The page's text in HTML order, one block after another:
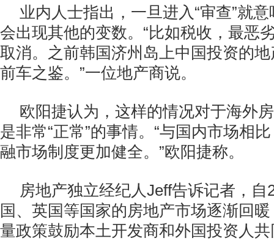
业内人士指出，一旦进入“审查”就
会出现其他的变数。“比如税收，最恶
取消。之前韩国济州岛上中国投资的
前车之鉴。”一位地产商说。
欧阳捷认为，这样的情况对于海外
是非常“正常”的事情。“与国内市场相
融市场制度更加健全。”欧阳捷称。
房地产独立经纪人Jeff告诉记者，自
国、英国等国家的房地产市场逐渐回
量政策鼓励本土开发商和外国投资人